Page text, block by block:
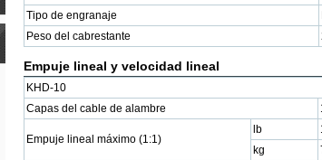
Tipo de engranaje
Peso del cabrestante
Empuje lineal y velocidad lineal
KHD-10
Capas del cable de alambre
Empuje lineal máximo (1:1)
lb
kg